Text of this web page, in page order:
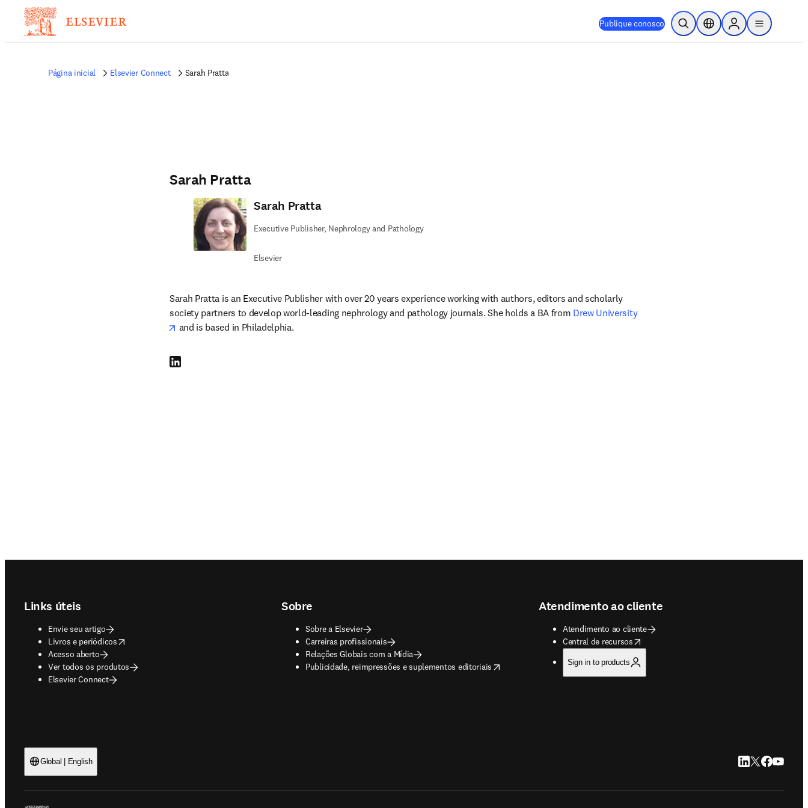
Publique conosco Pesquisa aberta
Seletor de localização
Sign in to products
menu
Página inicial Elsevier Connect Sarah Pratta
Sarah Pratta
Sarah Pratta
Executive Publisher, Nephrology and Pathology
Elsevier
Sarah Pratta is an Executive Publisher with over 20 years experience working with authors, editors and scholarly
society partners to develop world-leading nephrology and pathology journals. She holds a BA from Drew University
opens in new tab/window
and is based in Philadelphia.
LinkedIn abre em uma nova guia/janela
Links úteis
Envie seu artigo
Livros e periódicos
opens in new tab/window
Acesso aberto
Ver todos os produtos
Elsevier Connect
Sobre
Sobre a Elsevier
Carreiras profissionais
Relações Globais com a Mídia
Publicidade, reimpressões e suplementos editoriais
opens in new tab/window
Atendimento ao cliente
Atendimento ao cliente
Central de recursos
opens in new tab/window
Sign in to products
Global | English LinkedIn abre em
Twitter abre
Facebook
YouTube